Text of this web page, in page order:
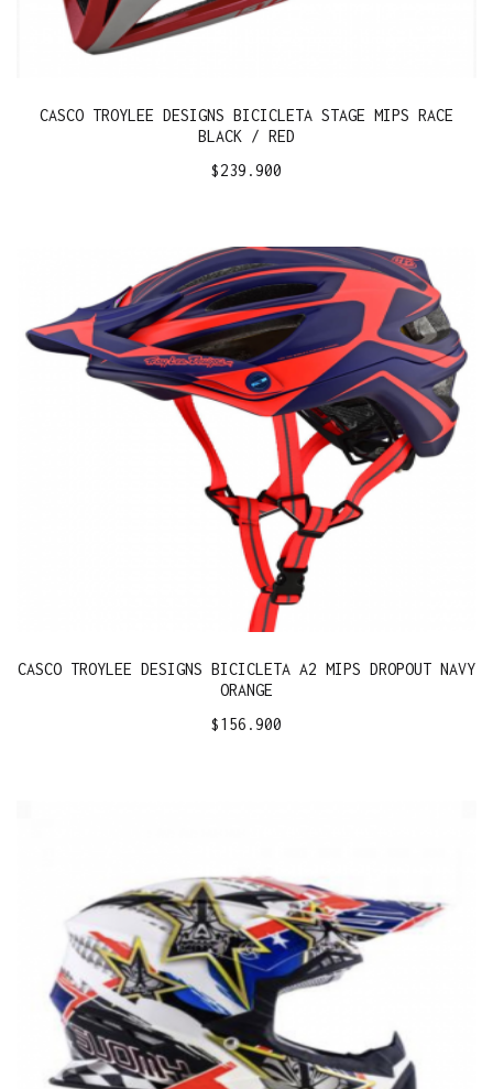
CASCO TROYLEE DESIGNS BICICLETA STAGE MIPS RACE
BLACK / RED
$239.900
CASCO TROYLEE DESIGNS BICICLETA A2 MIPS DROPOUT NAVY
ORANGE
$156.900